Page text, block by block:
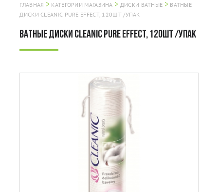
ГЛАВНАЯ > КАТЕГОРИИ МАГАЗИНА > ДИСКИ ВАТНЫЕ > ВАТНЫЕ
ДИСКИ CLEANIC PURE EFFECT, 120ШТ /УПАК
ВАТНЫЕ ДИСКИ CLEANIC PURE EFFECT, 120ШТ /УПАК